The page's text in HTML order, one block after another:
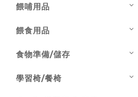
餵哺用品
餵食用品
食物準備/儲存
學習椅/餐椅